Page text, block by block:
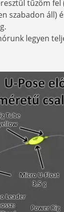
tűzöm fel
szabadon áll)
legyen